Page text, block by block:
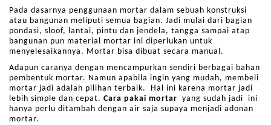
Pada dasarnya penggunaan mortar dalam sebuah konstruksi
atau bangunan meliputi semua bagian. Jadi mulai dari bagian
pondasi, sloof, lantai, pintu dan jendela, tangga sampai atap
bangunan pun material mortar ini diperlukan untuk
menyelesaikannya. Mortar bisa dibuat secara manual.
Adapun caranya dengan mencampurkan sendiri berbagai bahan
pembentuk mortar. Namun apabila ingin yang mudah, membeli
mortar jadi adalah pilihan terbaik. Hal ini karena mortar jadi
lebih simple dan cepat. Cara pakai mortar yang sudah jadi ini
hanya perlu ditambah dengan air saja supaya menjadi adonan
mortar.